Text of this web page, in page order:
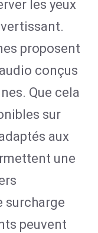
les yeux
proposent
conçus
Que cela
sur
aux
une
surcharge
peuvent